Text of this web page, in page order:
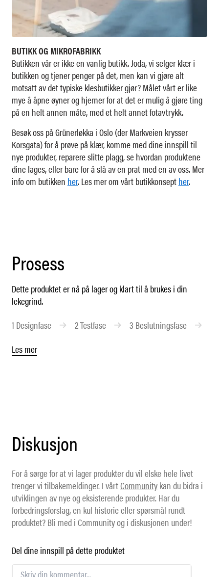
BUTIKK OG MIKROFABRIKK
Butikken vår er ikke en vanlig butikk. Joda, vi selger klær i
butikken og tjener penger på det, men kan vi gjøre alt
motsatt av det typiske klesbutikker gjør? Målet vårt er like
mye å åpne øyner og hjerner for at det er mulig å gjøre ting
på en helt annen måte, med et helt annet fotavtrykk.
Besøk oss på Grünerløkka i Oslo (der Markveien krysser
Korsgata) for å prøve på klær, komme med dine innspill til
nye produkter, reparere slitte plagg, se hvordan produktene
dine lages, eller bare for å slå av en prat med en av oss. Mer
info om butikken her. Les mer om vårt butikkonsepther.
Prosess
Dette produktet er nå på lager og klart til å brukes i din
lekegrind.
1 Designfase 2Testfase 3 Beslutningsfase
Les mer
Diskusjon
For å sørge for at vi lager produkter du vil elske hele livet
trenger vi tilbakemeldinger. I vårtCommunitykan du bidra i
utviklingen av nye og eksisterende produkter. Har du
forbedringsforslag, en kul historie eller spørsmål rundt
produktet? Bli med i Community og i diskusjonen under!
Del dine innspill på dette produktet